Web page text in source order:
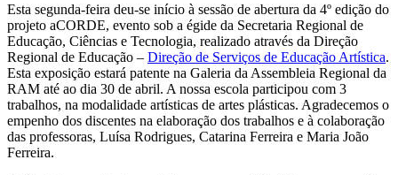
Esta segunda-feira deu-se início à sessão de abertura da 4º edição do
projeto aCORDE, evento sob a égide da Secretaria Regional de
Educação, Ciências e Tecnologia, realizado através da Direção
Regional de Educação – Direção de Serviços de Educação Artística.
Esta exposição estará patente na Galeria da Assembleia Regional da
RAM até ao dia 30 de abril. A nossa escola participou com 3
trabalhos, na modalidade artísticas de artes plásticas. Agradecemos o
empenho dos discentes na elaboração dos trabalhos e à colaboração
das professoras, Luísa Rodrigues, Catarina Ferreira e Maria João
Ferreira.